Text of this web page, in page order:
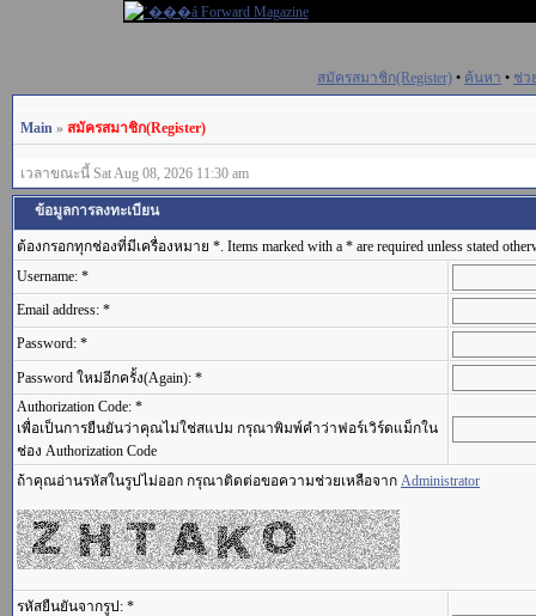
สมัครสมาชิก(Register) • ค้นหา • ช่ว
Main » สมัครสมาชิก(Register)
เวลาขณะนี้ Sat Aug 08, 2026 11:30 am
ข้อมูลการลงทะเบียน
ต้องกรอกทุกช่องที่มีเครื่องหมาย *. Items marked with a * are required unless stated
Username: *
Email address: *
Password: *
Password ใหม่อีกครั้ง(Again): *
Authorization Code: *
เพื่อเป็นการยืนยันว่าคุณไม่ใช่สแปม กรุณาพิมพ์คำว่าฟอร์เวิร์ดแม็กใน
ช่อง Authorization Code
ถ้าคุณอ่านรหัสในรูปไม่ออก กรุณาติดต่อขอความช่วยเหลือจาก Administrator
รหัสยืนยันจากรูป: *